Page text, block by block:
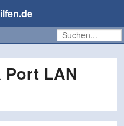
Port LAN